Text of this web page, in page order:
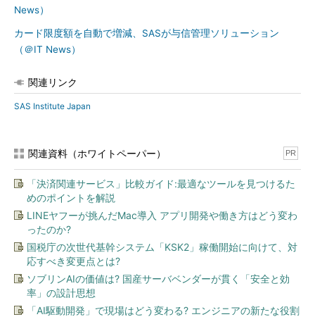
News）
カード限度額を自動で増減、SASが与信管理ソリューション
（＠IT News）
関連リンク
SAS Institute Japan
関連資料（ホワイトペーパー） PR
「決済関連サービス」比較ガイド:最適なツールを見つけるた
めのポイントを解説
LINEヤフーが挑んだMac導入 アプリ開発や働き方はどう変わ
ったのか?
国税庁の次世代基幹システム「KSK2」稼働開始に向けて、対
応すべき変更点とは?
ソブリンAIの価値は? 国産サーバベンダーが貫く「安全と効
率」の設計思想
「AI駆動開発」で現場はどう変わる? エンジニアの新たな役割